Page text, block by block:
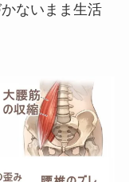
ないまま生活